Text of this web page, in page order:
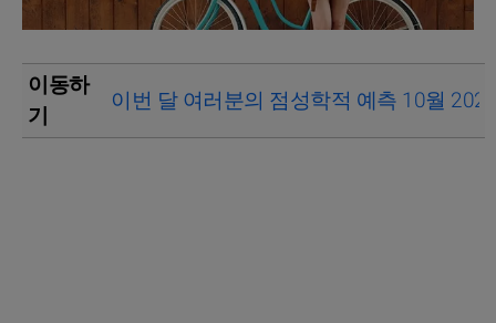
이동하
기
이번 달 여러분의 점성학적 예측 10월 2027